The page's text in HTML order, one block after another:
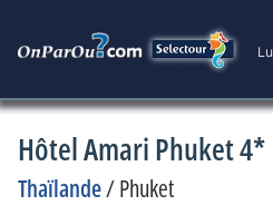
Hôtel Amari Phuket 4*
Thaïlande/Phuket